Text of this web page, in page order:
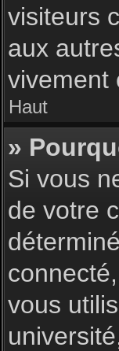
visiteurs
aux
vivement
Haut
»
Si vous
de votre
vous